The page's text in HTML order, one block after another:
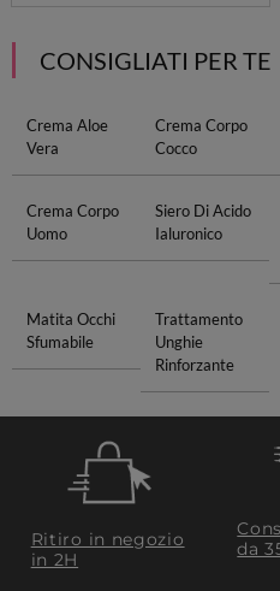
CONSIGLIATI PER TE
Crema Aloe
Vera
Crema Corpo
Cocco
Crema Corpo
Uomo
Siero Di Acido
Ialuronico
Matita Occhi
Sfumabile
Trattamento
Unghie
Rinforzante
Ritiro in negozio
in 2H
da